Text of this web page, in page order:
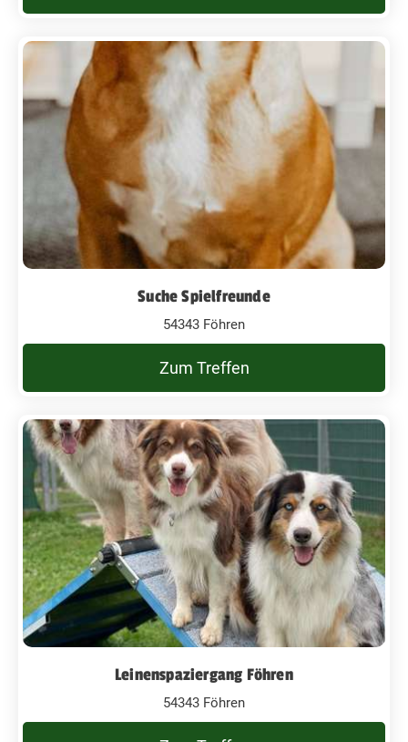
Suche Spielfreunde
54343 Föhren
Zum Treffen
Leinenspaziergang Föhren
54343 Föhren